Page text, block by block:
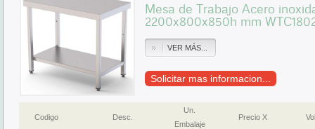
Mesa de Trabajo Acero
2200x800x850h mm
VER MÁS...
Solicitar mas informacion...
Codigo Desc.
Un.
Embalaje
Precio X